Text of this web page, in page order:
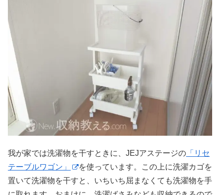
我が家では洗濯物を干すときに、JEJアステージの 「リセ
テーブルワゴン」
を使っています。この上に洗濯カゴを
置いて洗濯物を干すと、いちいち屈まなくても洗濯物を手